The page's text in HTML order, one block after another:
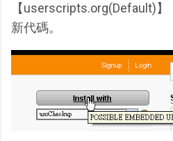
【userscripts.org(Default)
新代碼。